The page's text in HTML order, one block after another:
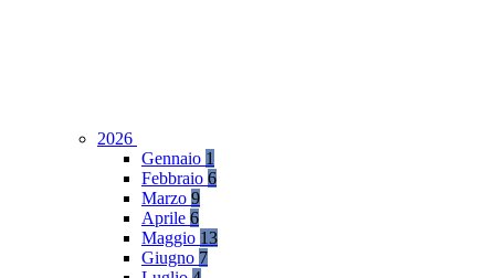
2026
Gennaio 1
Febbraio 6
Marzo 9
Aprile 6
Maggio 13
Giugno 7